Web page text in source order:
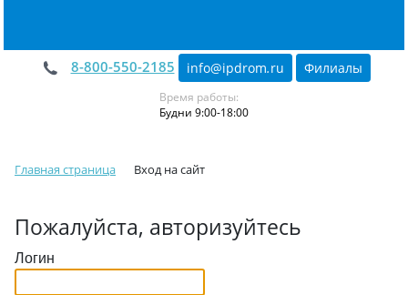
8-800-550-2185 info@ipdrom.ru Филиалы
Время работы:
Будни 9:00-18:00
Главная страница Вход на сайт
Пожалуйста, авторизуйтесь
Логин